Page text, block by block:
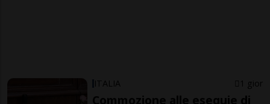
ITALIA 1 gior
Commozione alle esequie di